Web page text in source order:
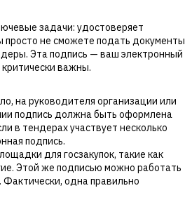
задачи: удостоверяет
просто не сможете подать документы
Эта подпись — ваш электронный
важны.
на руководителя организации или
подпись должна быть оформлена
в тендерах участвует несколько
подпись.
для госзакупок, такие как
Этой же подписью можно работать
одна правильно